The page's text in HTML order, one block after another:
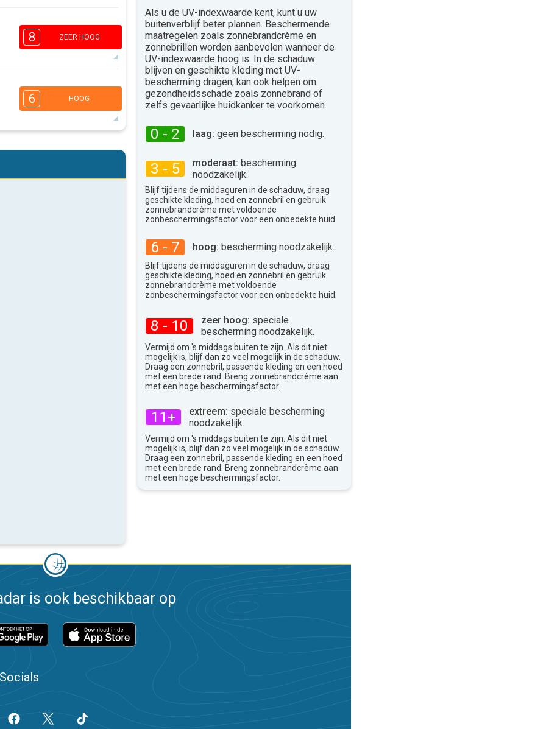
35°max
5
16:00
35°max
8 ZEER HOOG
4
16:00
2
36°max
6 HOOG
2
1
Als u de UV-indexwaarde kent, kunt u uw
buitenverblijf beter plannen. Beschermende
maatregelen zoals zonnebrandcrème en
zonnebrillen worden aanbevolen wanneer de
UV-indexwaarde hoog is. In de schaduw
blijven en geschikte kleding met UV-
bescherming dragen, kan ook helpen om
gezondheidsschade zoals zonnebrand of
zelfs gevaarlijke huidkanker te voorkomen.
0 - 2 laag: geen bescherming nodig.
3 - 5 moderaat: bescherming
noodzakelijk.
Blijf tijdens de middaguren in de schaduw, draag
geschikte kleding, hoed en zonnebril en gebruik
zonnebrandcrème met voldoende
zonbeschermingsfactor voor een onbedekte huid.
6 - 7 hoog: bescherming noodzakelijk.
Blijf tijdens de middaguren in de schaduw, draag
geschikte kleding, hoed en zonnebril en gebruik
zonnebrandcrème met voldoende
zonbeschermingsfactor voor een onbedekte huid.
8 - 10 zeer hoog: speciale
bescherming noodzakelijk.
Vermijd om 's middags buiten te zijn. Als dit niet
mogelijk is, blijf dan zo veel mogelijk in de schaduw.
Draag een zonnebril, passende kleding en een hoed
met een brede rand. Breng zonnebrandcrème aan
met een hoge beschermingsfactor.
11+ extreem: speciale bescherming
noodzakelijk.
Vermijd om 's middags buiten te zijn. Als dit niet
mogelijk is, blijf dan zo veel mogelijk in de schaduw.
Draag een zonnebril, passende kleding en een hoed
met een brede rand. Breng zonnebrandcrème aan
met een hoge beschermingsfactor.
is ook beschikbaar op
Socials